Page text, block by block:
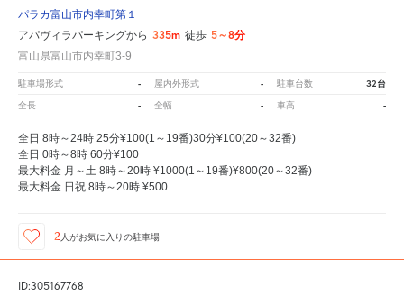
パラカ富山市内幸町第１
アパヴィラパーキングから 335m 徒歩 5～8分
富山県富山市内幸町3-9
駐車場形式 - 屋内外形式 - 駐車台数 32台
全長 - 全幅 - 車高 -
全日 8時～24時 25分¥100(1～19番)30分¥100(20～32番)
全日 0時～8時 60分¥100
最大料金 月～土 8時～20時 ¥1000(1～19番)¥800(20～32番)
最大料金 日祝 8時～20時 ¥500
2 人がお気に入りの駐車場
ID:305167768